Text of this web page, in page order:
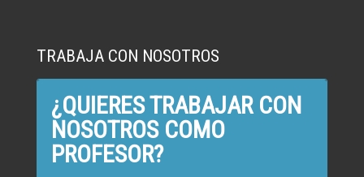
TRABAJA CON NOSOTROS
¿QUIERES TRABAJAR CON
NOSOTROS COMO
PROFESOR?